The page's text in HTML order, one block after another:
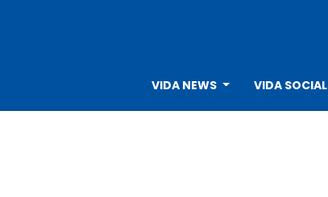
VIDA NEWS VIDA SOCIAL